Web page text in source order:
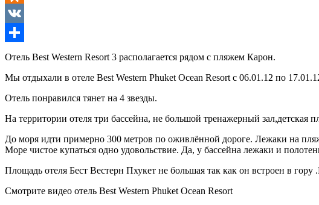
Odnoklassniki
VK
Отправить
Отель Best Western Resort 3 располагается рядом с пляжем Карон.
Мы отдыхали в отеле Best Western Phuket Ocean Resort с 06.01.12 по
Отель понравился тянет на 4 звезды.
На территории отеля три бассейна, не большой тренажерный зал,детская
До моря идти примерно 300 метров по оживлённой дороге. Лежаки на
Море чистое купаться одно удовольствие. Да, у бассейна лежаки и
Площадь отеля Бест Вестерн Пхукет не большая так как он встроен в гору
Смотрите видео отель Best Western Phuket Ocean Resort